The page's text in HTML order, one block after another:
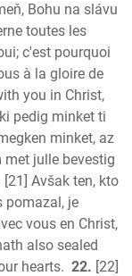
Bohu na slávu
toutes les
c'est pourquoi
à la gloire de
you in Christ,
pedig minket ti
minket, az
met julle bevestig
[21] Avšak ten, kto
pomazal, je
vous en Christ,
also sealed
hearts. 22. [22]